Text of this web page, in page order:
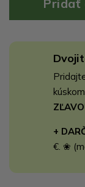
+
€. ❀